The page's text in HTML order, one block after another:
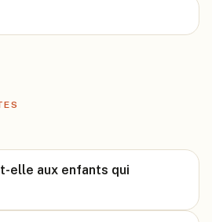
elle aux enfants qui